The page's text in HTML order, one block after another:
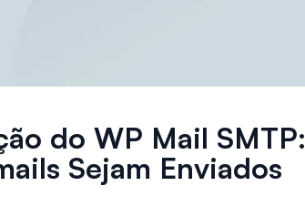
do WP Mail SMTP:
Sejam Enviados